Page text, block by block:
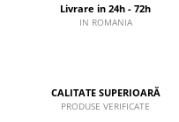
Livrare in 24h - 72h
IN ROMANIA
CALITATE SUPERIOARĂ
PRODUSE VERIFICATE